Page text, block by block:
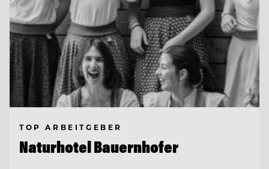
TOP ARBEITGEBER
Naturhotel Bauernhofer